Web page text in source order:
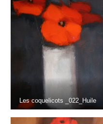
Les coquelicots _022_Huile